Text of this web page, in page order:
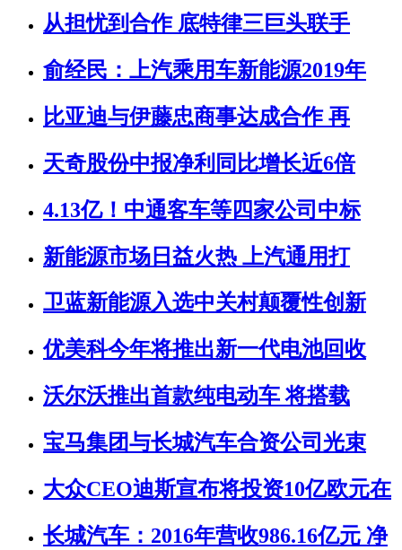
从担忧到合作 底特律三巨头联手
俞经民：上汽乘用车新能源2019年
比亚迪与伊藤忠商事达成合作 再
天奇股份中报净利同比增长近6倍
4.13亿！中通客车等四家公司中标
新能源市场日益火热 上汽通用打
卫蓝新能源入选中关村颠覆性创新
优美科今年将推出新一代电池回收
沃尔沃推出首款纯电动车 将搭载
宝马集团与长城汽车合资公司光束
大众CEO迪斯宣布将投资10亿欧元在
长城汽车：2016年营收986.16亿元 净